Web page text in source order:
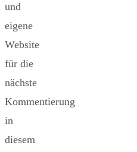
und
eigene
Website
für die
nächste
Kommentierung
in
diesem